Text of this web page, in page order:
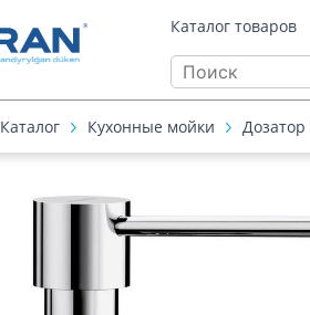
Каталог товаров
Каталог Кухонные мойки